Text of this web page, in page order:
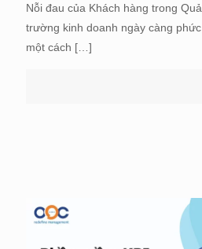
Nỗi đau của Khách hàng trong
trường kinh doanh ngày càng
một cách […]